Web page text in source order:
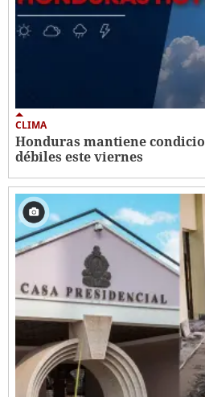
CLIMA
Honduras mantiene
débiles este viernes